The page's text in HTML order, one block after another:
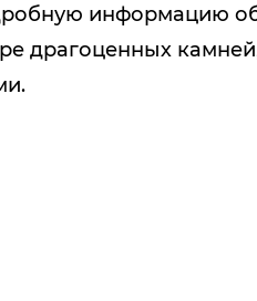
информацию
драгоценных